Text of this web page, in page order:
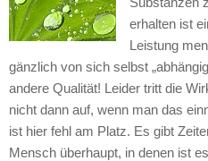
erhalten ist
Leistung
gänzlich von sich selbst
andere Qualität! Leider tritt die
nicht dann auf, wenn man das
ist hier fehl am Platz. Es gibt
Mensch überhaupt, in denen ist